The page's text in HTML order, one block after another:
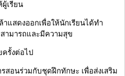
ผู้เรียน
แสดงออกเพื่อให้นักเรียนได้ทำ
ามารถและมีความสุข
ครั้งต่อไป
สอนร่วมกับชุดฝึกทักษะ เพื่อส่งเสริม